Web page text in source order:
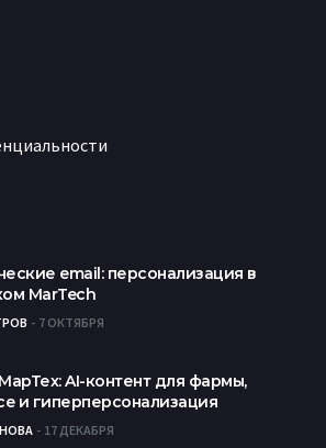
email: персонализация в
MarTech
7 ОКТЯБРЯ
AI-контент для фармы,
и гиперперсонализация
17 ДЕКАБРЯ